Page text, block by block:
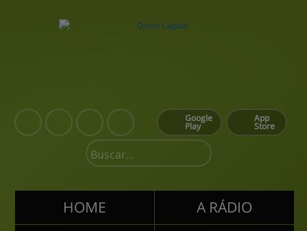
App
Store
Google
Play
HOME
A RÁDIO